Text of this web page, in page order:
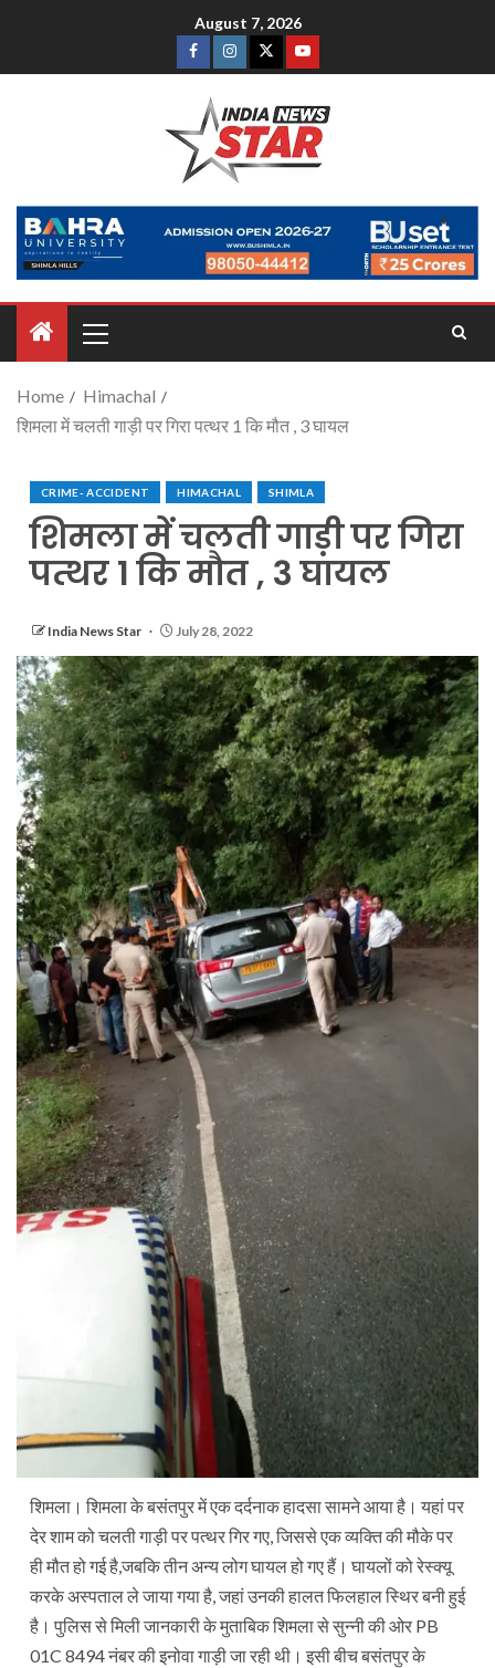
August 7, 2026
Home
Himachal
शिमला में चलती गाड़ी पर गिरा पत्थर 1 कि मौत , 3 घायल
CRIME- ACCIDENT HIMACHAL SHIMLA
शिमला में चलती गाड़ी पर गिरा
पत्थर 1 कि मौत , 3 घायल
India News Star July 28, 2022
शिमला। शिमला के बसंतपुर में एक दर्दनाक हादसा सामने आया है। यहां पर
देर शाम को चलती गाड़ी पर पत्थर गिर गए, जिससे एक व्यक्ति की मौके पर
ही मौत हो गई है,जबकि तीन अन्य लोग घायल हो गए हैं। घायलों को रेस्क्यू
करके अस्पताल ले जाया गया है, जहां उनकी हालत फिलहाल स्थिर बनी हुई
है। पुलिस से मिली जानकारी के मुताबिक शिमला से सुन्नी की ओर PB
01C 8494 नंबर की इनोवा गाड़ी जा रही थी। इसी बीच बसंतपुर के